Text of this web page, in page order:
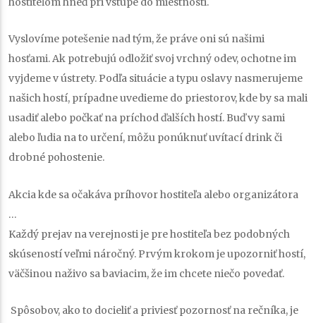
Vyslovíme potešenie nad tým, že práve oni sú našimi
hosťami. Ak potrebujú odložiť svoj vrchný odev, ochotne im
vyjdeme v ústrety. Podľa situácie a typu oslavy nasmerujeme
našich hostí, prípadne uvedieme do priestorov, kde by sa mali
usadiť alebo počkať na príchod ďalších hostí. Buď vy sami
alebo ľudia na to určení, môžu ponúknuť uvítací drink či
drobné pohostenie.
Akcia kde sa očakáva príhovor hostiteľa alebo organizátora
…
Každý prejav na verejnosti je pre hostiteľa bez podobných
skúseností veľmi náročný. Prvým krokom je upozorniť hostí,
väčšinou naživo sa baviacim, že im chcete niečo povedať.
Spôsobov, ako to docieliť a priviesť pozornosť na rečníka, je